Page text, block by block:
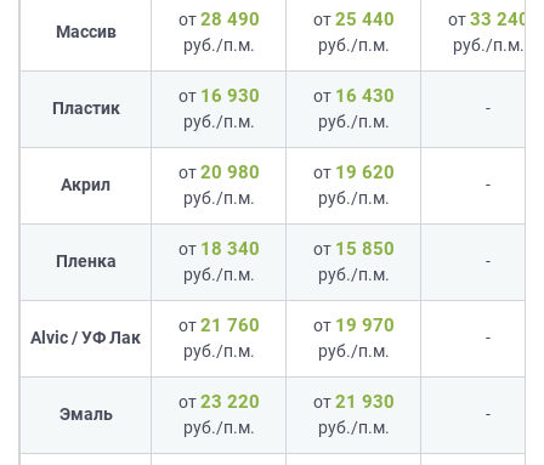
Массив
от28 490
руб./п.м.
от25 440
руб./п.м.
от33 240
руб./п.м.
Пластик
от 16 930
руб./п.м.
от 16 430
руб./п.м.
-
Акрил
от20 980
руб./п.м.
от 19 620
руб./п.м.
-
Пленка
от 18 340
руб./п.м.
от 15 850
руб./п.м.
-
Alvic / УФ Лак
от21 760
руб./п.м.
от 19 970
руб./п.м.
-
Эмаль
от23 220
руб./п.м.
от21 930
руб./п.м.
-